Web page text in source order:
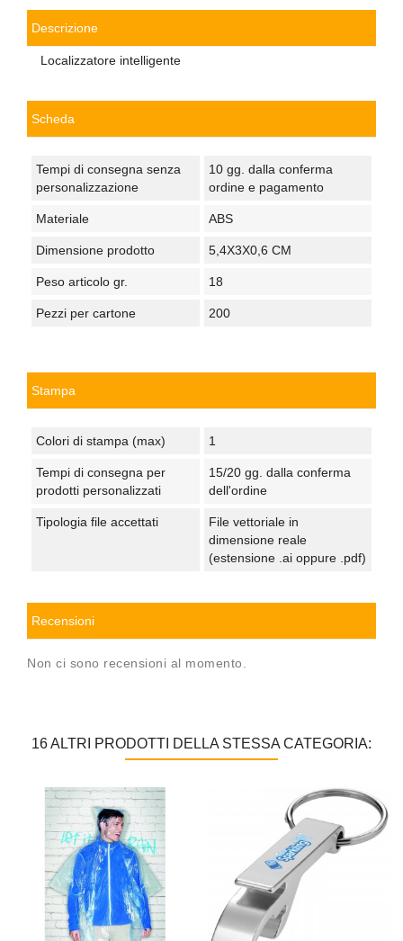
Descrizione
Localizzatore intelligente
Scheda
Tempi di consegna senza
personalizzazione
10 gg. dalla conferma
ordine e pagamento
Materiale ABS
Dimensione prodotto 5,4X3X0,6 CM
Peso articolo gr. 18
Pezzi per cartone 200
Stampa
Colori di stampa (max) 1
Tempi di consegna per
prodotti personalizzati
15/20 gg. dalla conferma
dell'ordine
Tipologia file accettati
File vettoriale in
dimensione reale
(estensione .ai oppure .pdf)
Recensioni
Non ci sono recensioni al momento.
16 ALTRI PRODOTTI DELLA STESSA CATEGORIA: